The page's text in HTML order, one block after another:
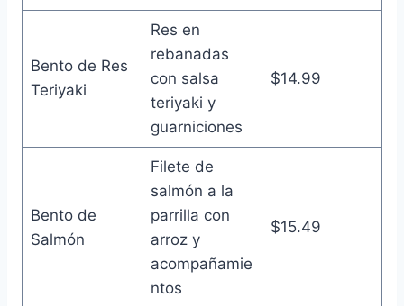
Bento de Res
Teriyaki
Res en
rebanadas
con salsa
teriyaki y
guarniciones
$14.99
Bento de
Salmón
Filete de
salmón a la
parrilla con
arroz y
acompañamie
ntos
$15.49